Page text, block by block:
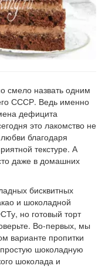
смело назвать одним
СССР. Ведь именно
дефицита
это лакомство не
благодаря
текстуре. А
даже в домашних
бисквитных
и шоколадной
но готовый торт
Во-первых, мы
варианте пропитки
шоколадную
шоколада и